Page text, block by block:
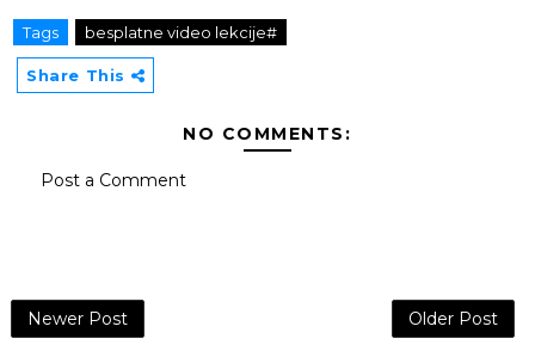
Tags besplatne video lekcije#
Share This
NO COMMENTS:
Post a Comment
Newer Post Older Post